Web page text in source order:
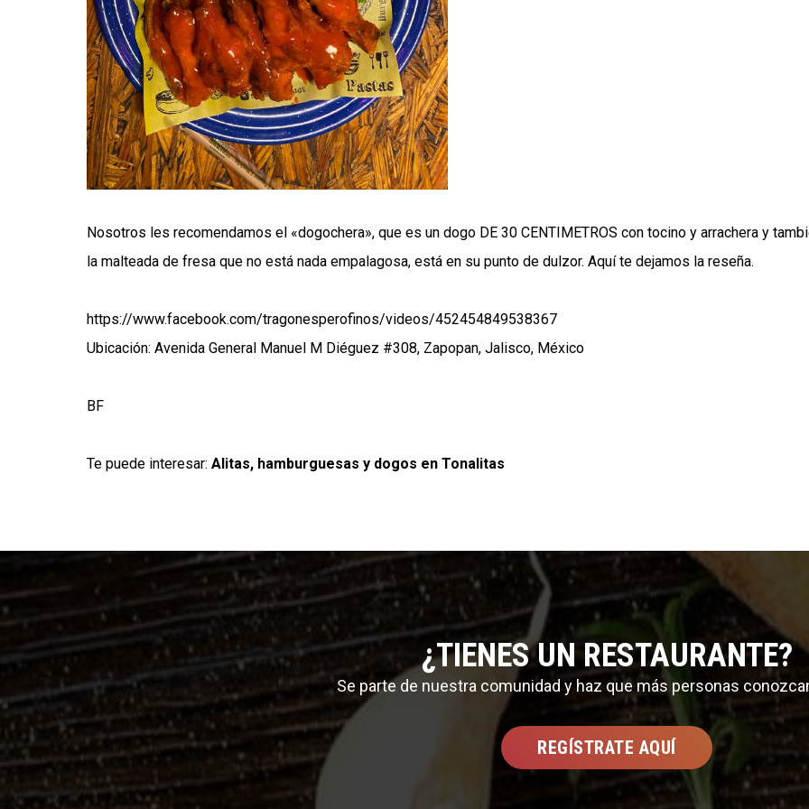
Nosotros les recomendamos el «dogochera», que es un dogo DE 30 CENTIMETROS con tocino y arrachera y
la malteada de fresa que no está nada empalagosa, está en su punto de dulzor. Aquí te dejamos la reseña.
https://www.facebook.com/tragonesperofinos/videos/452454849538367
Ubicación: Avenida General Manuel M Diéguez #308, Zapopan, Jalisco, México
BF
Te puede interesar: Alitas, hamburguesas y dogos en Tonalitas
¿TIENES UN RESTAURANTE?
Se parte de nuestra comunidad y haz que más personas
REGÍSTRATE AQUÍ